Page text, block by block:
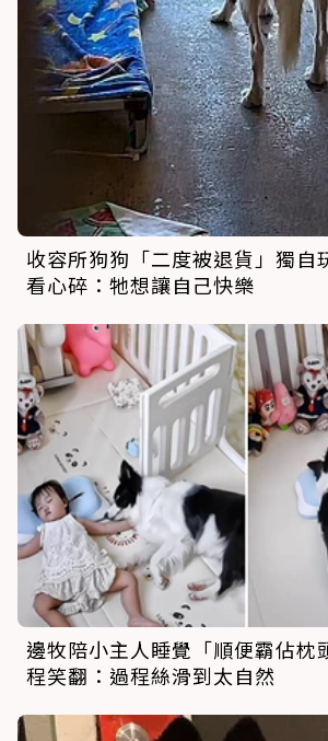
收容所狗狗「二度被退貨」獨自
看心碎：牠想讓自己快樂
邊牧陪小主人睡覺「順便霸佔枕
程笑翻：過程絲滑到太自然